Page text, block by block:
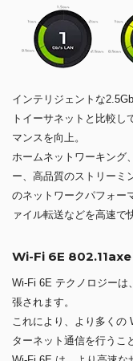
インテリジェントな
トイーサネットと比較し
マンスを向上。
ホームネットワーキング
ー、高品質のストリーミ
のネットワークパフォー
ァイル転送などを高速で
Wi-Fi 6E 802.11axe
Wi-Fi 6E テクノロジーは
張されます。
これにより、より多くの
ターネット通信を行うこ